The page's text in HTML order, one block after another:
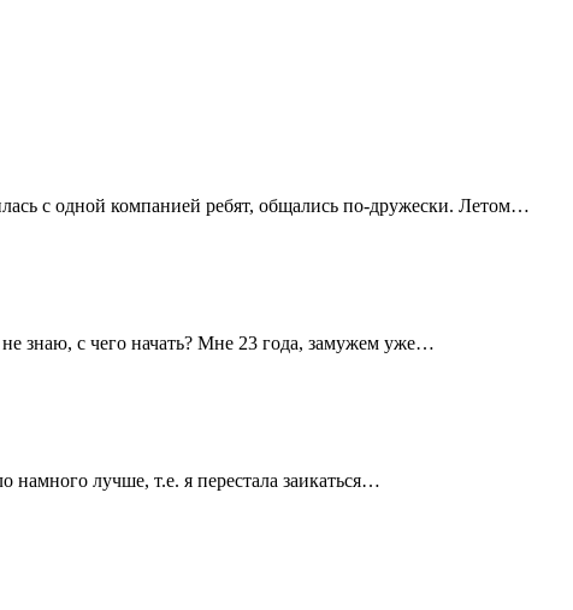
с одной компанией ребят, общались по-дружески. Летом…
знаю, с чего начать? Мне 23 года, замужем уже…
намного лучше, т.е. я перестала заикаться…